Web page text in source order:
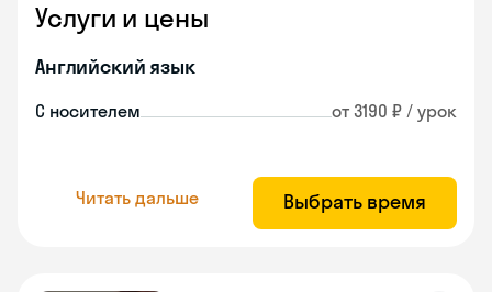
Услуги и цены
Английский язык
С носителем от 3190 ₽ / урок
Читать дальше Выбрать время